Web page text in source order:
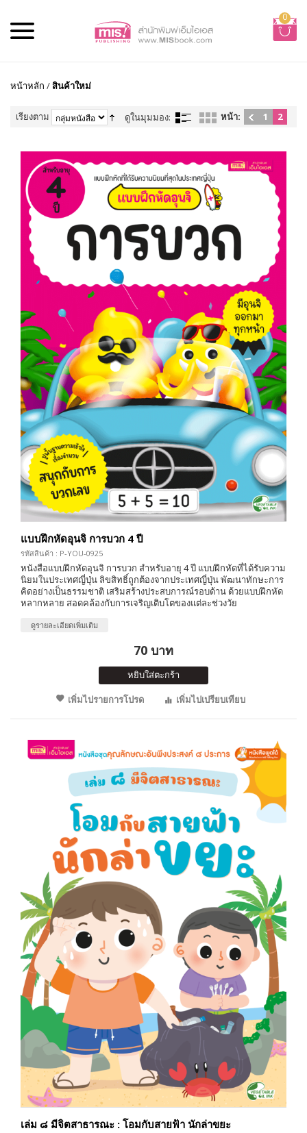
0
หน้าหลัก /สินค้าใหม่
เรียงตาม ดูในมุมมอง: หน้า: 1 2
แบบฝึกหัดอุนจิ การบวก 4 ปี
รหัสสินค้า : P-YOU-0925
หนังสือแบบฝึกหัดอุนจิ การบวก สำหรับอายุ 4 ปี แบบฝึกหัดที่ได้รับความ
นิยมในประเทศญี่ปุ่น ลิขสิทธิ์ถูกต้องจากประเทศญี่ปุ่น พัฒนาทักษะการ
คิดอย่างเป็นธรรมชาติ เสริมสร้างประสบการณ์รอบด้าน ด้วยแบบฝึกหัด
หลากหลาย สอดคล้องกับการเจริญเติบโตของแต่ละช่วงวัย
ดูรายละเอียดเพิ่มเติม
70 บาท
หยิบใส่ตะกร้า
เพิ่มไปรายการโปรด
เพิ่มไปเปรียบเทียบ
เล่ม ๘ มีจิตสาธารณะ : โอมกับสายฟ้า นักล่าขยะ